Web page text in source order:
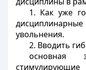
1. Как уже
увольнения.
2. Вводить
основная
стимулирующие